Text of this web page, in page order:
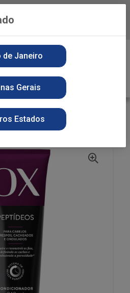
Baixe já o APP da Playvender
CONDICIONADOR
de Janeiro
Gerais
Estados